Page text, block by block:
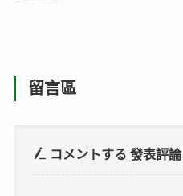
留言區
コメントする發表評論